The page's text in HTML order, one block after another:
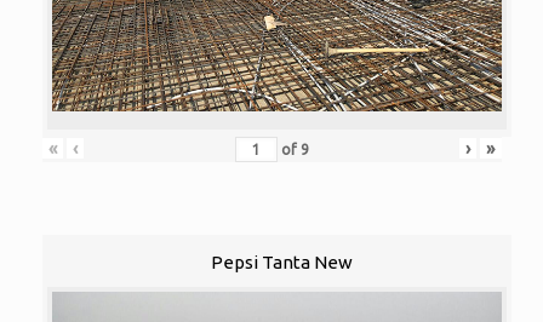
« ‹ of 9 › »
Pepsi Tanta New